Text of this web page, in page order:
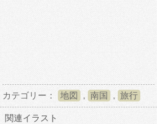
カテゴリー： 地図 , 南国 , 旅行
関連イラスト